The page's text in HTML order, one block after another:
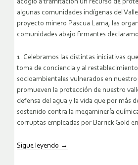
acogió a tramitación un recurso de
algunas comunidades indígenas del
proyecto minero Pascua Lama, las
comunidades abajo firmantes
1. Celebramos las distintas iniciativas
toma de conciencia y al
socioambientales vulnerados en nuestro
promueven la protección de nuestro
defensa del agua y la vida que por más
sostenido contra la megaminería
corruptas empleadas por Barrick Gold
Sigue leyendo →